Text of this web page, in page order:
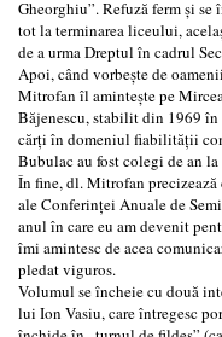
Gheorghiu”. Refuză ferm și
tot la terminarea liceului,
de a urma Dreptul în cadrul
Apoi, când vorbește de
Mitrofan îl amintește pe
Băjenescu, stabilit din 1969 în
cărți în domeniul fiabilității
Bubulac au fost colegi de an
În fine, dl. Mitrofan
ale Conferinței Anuale de
anul în care eu am devenit
îmi amintesc de acea
pledat viguros.
Volumul se încheie cu două
lui Ion Vasiu, care întregesc